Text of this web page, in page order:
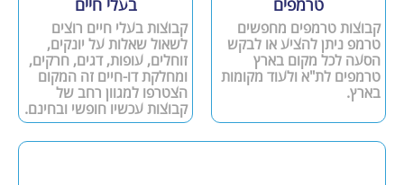
טרמפים
קבוצות טרמפים מחפשים
טרמפ ניתן להציע או לבקש
הסעה לכל מקום בארץ
טרמפים לת"א ולעוד מקומות
בארץ.
בעלי חיים
קבוצות בעלי חיים רוצים
לשאול שאלות על יונקים,
זוחלים, עופות, דגים, חרקים,
ומחלקת דו-חיים זה המקום
הצטרפו למגוון רחב של
קבוצות עכשיו חופשי ובחינם.